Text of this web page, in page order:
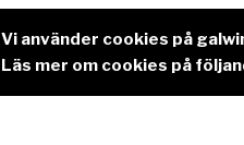
Vi använder cookies på
Läs mer om cookies på